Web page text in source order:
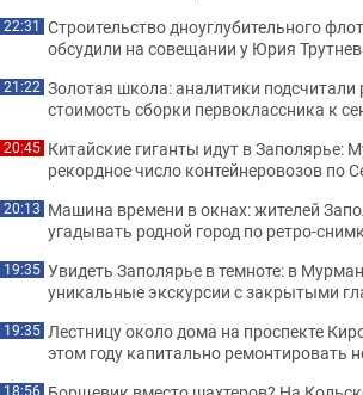
22:31 Строительство дноуглубительного
обсудили на совещании у Юрия
21:22 Золотая школа: аналитики подсчитали
стоимость сборки первоклассника к
20:45 Китайские гиганты идут в Заполярье:
рекордное число контейнеровозов по
20:13 Машина времени в окнах: жителей
угадывать родной город по ретро-
19:35 Увидеть Заполярье в темноте: в
уникальные экскурсии с закрытыми
19:35 Лестницу около дома на проспекте
этом году капитально ремонтировать
18:56